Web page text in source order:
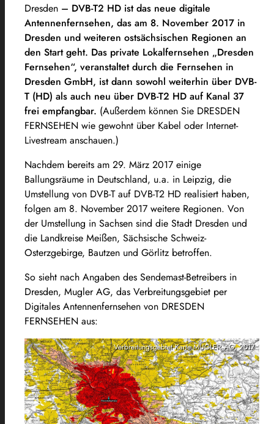
Dresden – DVB-T2 HD ist das neue digitale
Antennenfernsehen, das am 8. November 2017 in
Dresden und weiteren ostsächsischen Regionen an
den Start geht. Das private Lokalfernsehen „Dresden
Fernsehen“, veranstaltet durch die Fernsehen in
Dresden GmbH, ist dann sowohl weiterhin über DVB-
T (HD) als auch neu über DVB-T2 HD auf Kanal 37
frei empfangbar. (Außerdem können Sie DRESDEN
FERNSEHEN wie gewohnt über Kabel oder Internet-
Livestream anschauen.)
Nachdem bereits am 29. März 2017 einige
Ballungsräume in Deutschland, u.a. in Leipzig, die
Umstellung von DVB-T auf DVB-T2 HD realisiert haben,
folgen am 8. November 2017 weitere Regionen. Von
der Umstellung in Sachsen sind die Stadt Dresden und
die Landkreise Meißen, Sächsische Schweiz-
Osterzgebirge, Bautzen und Görlitz betroffen.
So sieht nach Angaben des Sendemast-Betreibers in
Dresden, Mugler AG, das Verbreitungsgebiet per
Digitales Antennenfernsehen von DRESDEN
FERNSEHEN aus:
Verbreitungsgebiet Karte MUGLER AG, 2017